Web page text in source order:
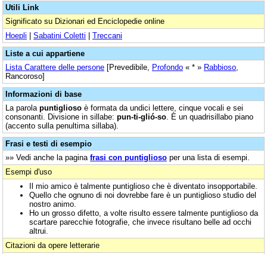
Utili Link
Significato su Dizionari ed Enciclopedie online
Hoepli | Sabatini Coletti | Treccani
Liste a cui appartiene
Lista Carattere delle persone [Prevedibile, Profondo « * » Rabbioso
Rancoroso]
Informazioni di base
La parola puntiglioso è formata da undici lettere, cinque vocali e sei
consonanti. Divisione in sillabe: pun-ti-glió-so . È un quadrisillabo piano
(accento sulla penultima sillaba).
Frasi e testi di esempio
»» Vedi anche la pagina frasi con puntiglioso per una lista di esempi.
Esempi d'uso
Il mio amico è talmente puntiglioso che è diventato insopportabile.
Quello che ognuno di noi dovrebbe fare è un puntiglioso studio del
nostro animo.
Ho un grosso difetto, a volte risulto essere talmente puntiglioso da
scartare parecchie fotografie, che invece risultano belle ad occhi
altrui.
Citazioni da opere letterarie